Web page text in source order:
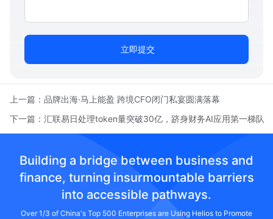
立即提交
上一篇： 品牌出海·马上能盈 跨境CFO闭门私宴圆满落幕
下一篇： 汇联易日处理token量突破30亿，跻身财务AI应用第一梯队
Building a bridge between business and
finance, turning insurmountable barriers
into accessible pathways.
Over 1/3 of China's Top 500 Enterprises are Using Helios to Promote